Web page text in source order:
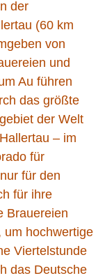
der
(60 km
von
und
Au führen
das größte
der Welt
– im
für
für den
für ihre
Brauereien
um hochwertige
Viertelstunde
das Deutsche